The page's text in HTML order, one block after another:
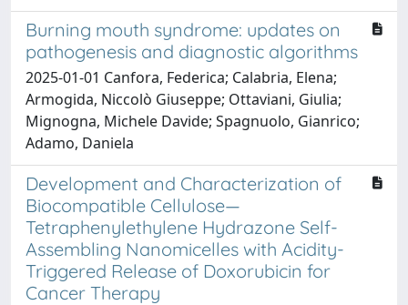
Burning mouth syndrome: updates on
pathogenesis and diagnostic algorithms
2025-01-01 Canfora, Federica; Calabria, Elena;
Armogida, Niccolò Giuseppe; Ottaviani, Giulia;
Mignogna, Michele Davide; Spagnuolo, Gianrico;
Adamo, Daniela
Development and Characterization of
Biocompatible Cellulose—
Tetraphenylethylene Hydrazone Self-
Assembling Nanomicelles with Acidity-
Triggered Release of Doxorubicin for
Cancer Therapy